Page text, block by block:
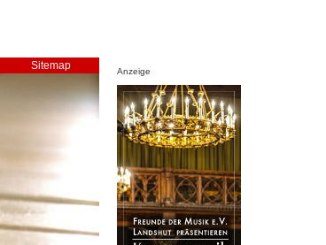
Sitemap Anzeige